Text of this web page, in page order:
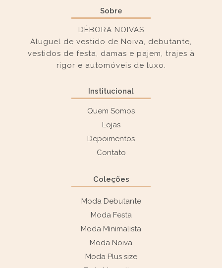
Sobre
DÉBORA NOIVAS
Aluguel de vestido de Noiva, debutante,
vestidos de festa, damas e pajem, trajes à
rigor e automóveis de luxo.
Institucional
Quem Somos
Lojas
Depoimentos
Contato
Coleções
Moda Debutante
Moda Festa
Moda Minimalista
Moda Noiva
Moda Plus size